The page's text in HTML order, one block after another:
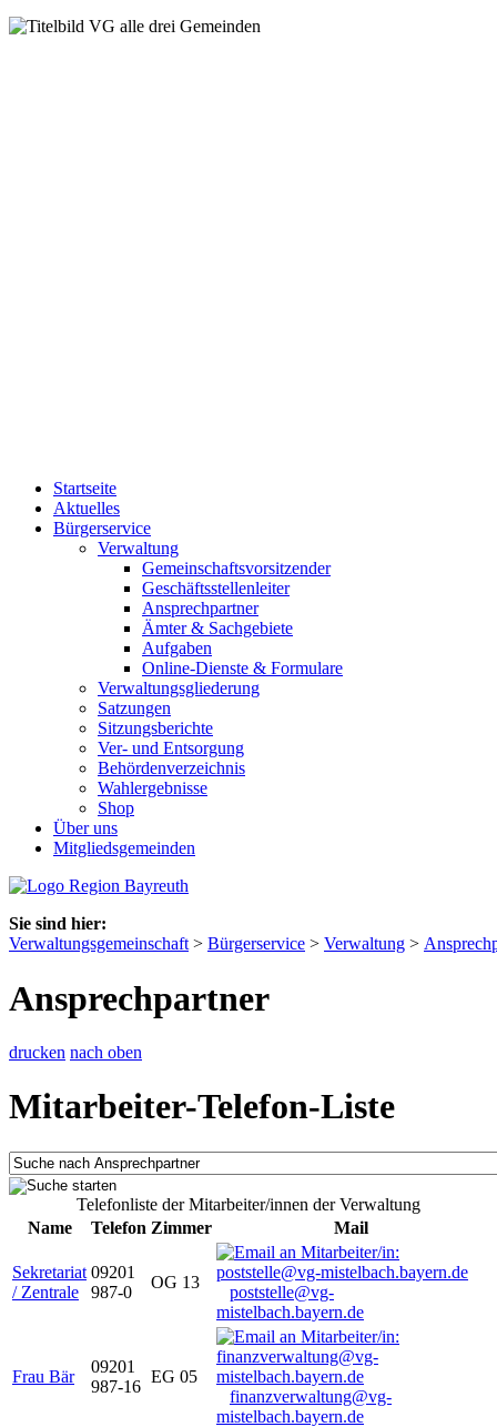
Startseite
Aktuelles
Bürgerservice
Verwaltung
Gemeinschaftsvorsitzender
Geschäftsstellenleiter
Ansprechpartner
Ämter & Sachgebiete
Aufgaben
Online-Dienste & Formulare
Verwaltungsgliederung
Satzungen
Sitzungsberichte
Ver- und Entsorgung
Behördenverzeichnis
Wahlergebnisse
Shop
Über uns
Mitgliedsgemeinden
Sie sind hier:
Verwaltungsgemeinschaft > Bürgerservice > Verwaltung >
Ansprechpartner
drucken nach oben
Mitarbeiter-Telefon-Liste
Telefonliste der Mitarbeiter/innen der Verwaltung
Name
Telefon Zimmer Mail
Sekretariat
/ Zentrale
09201
987-0
OG 13
poststelle@vg-
mistelbach.bayern.de
Frau Bär
09201
987-16
EG 05
finanzverwaltung@vg-
mistelbach.bayern.de